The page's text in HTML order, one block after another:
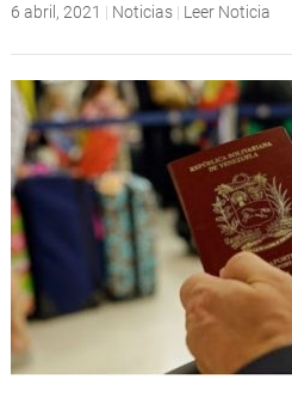
6 abril, 2021 | Noticias | Leer Noticia